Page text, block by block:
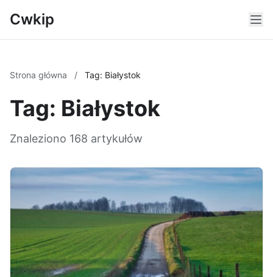
Cwkip
Strona główna / Tag: Białystok
Tag: Białystok
Znaleziono 168 artykułów